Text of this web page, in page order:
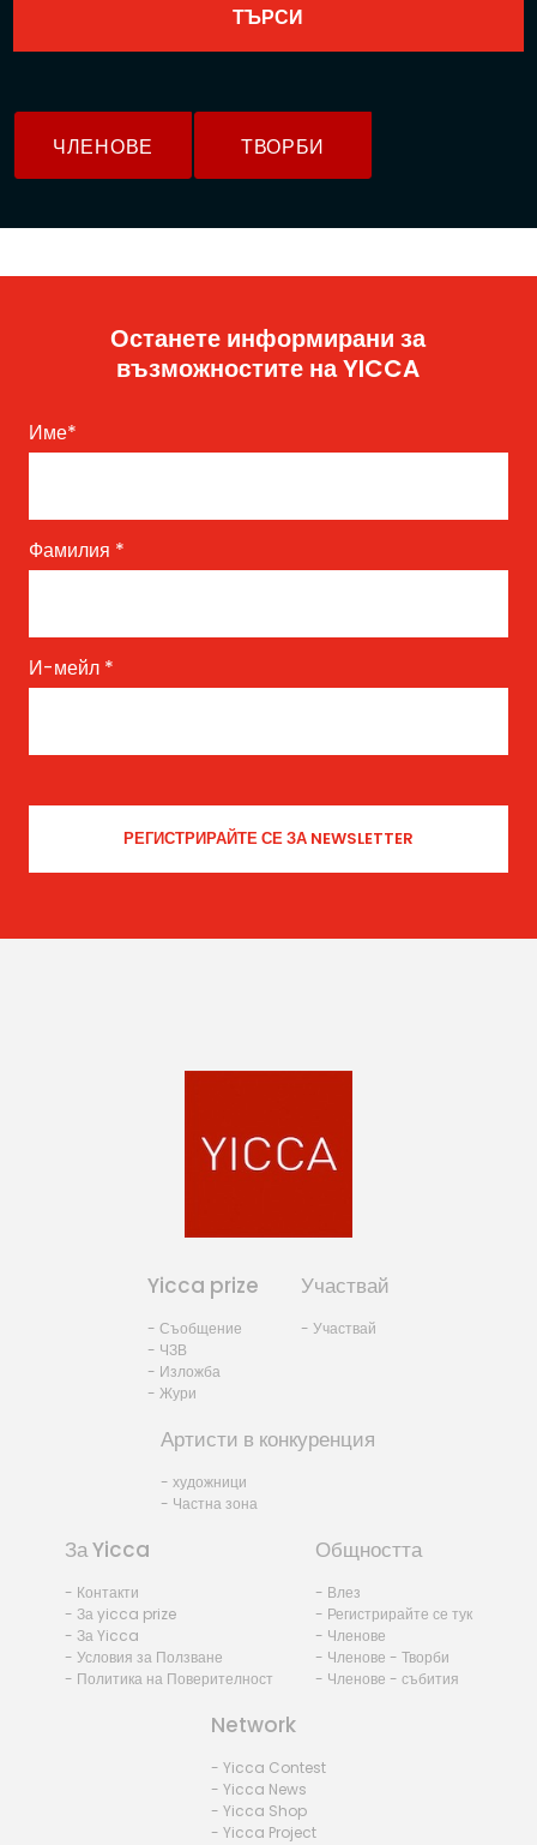
ЧЛЕНОВЕ ТВОРБИ
Останете информирани за
възможностите на YICCA
Име*
Фамилия *
И-мейл *
Yicca prize
- Съобщение
- ЧЗВ
- Изложба
- Жури
Участвай
- Участвай
Артисти в конкуренция
- художници
- Частна зона
За Yicca
- Контакти
- За yicca prize
- За Yicca
- Условия за Ползване
- Политика на Поверителност
Общността
- Влез
- Регистрирайте се тук
- Членове
- Членове - Творби
- Членове - събития
Network
- Yicca Contest
- Yicca News
- Yicca Shop
- Yicca Project